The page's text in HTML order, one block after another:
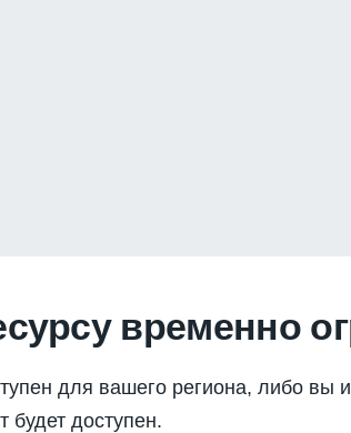
временно
для вашего региона, либо вы
будет доступен.